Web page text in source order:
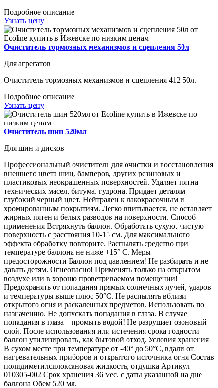
Подробное описание
Узнать цену
Очиститель тормозных механизмов и сцепления 50л
Для агрегатов
Очиститель тормозных механизмов и сцепления 412 50л.
Подробное описание
Узнать цену
Очиститель шин 520мл
Для шин и дисков
Профессиональный очиститель для очистки и восстановления
внешнего цвета шин, бамперов, других резиновых и
пластиковых неокрашенных поверхностей. Удаляет пятна
технических масел, битума, гудрона. Придает деталям
глубокий черный цвет. Нейтрален к лакокрасочным и
хромированным покрытиям. Легко впитывается, не оставляет
жирных пятен и белых разводов на поверхности. Способ
применения Встряхнуть баллон. Обработать сухую, чистую
поверхность с расстояния 10-15 см. Для максимального
эффекта обработку повторите. Распылять средство при
температуре баллона не ниже +15° С. Меры
предосторожности Баллон под давлением! Не разбирать и не
давать детям. Огнеопасно! Применять только на открытом
воздухе или в хорошо проветриваемом помещении!
Предохранять от попадания прямых солнечных лучей, ударов
и температуры выше плюс 50°С. Не распылять вблизи
открытого огня и раскаленных предметов. Использовать по
назначению. Не допускать попадания в глаза. В случае
попадания в глаза – промыть водой! Не разрушает озоновый
слой. После использования или истечения срока годности
баллон утилизировать, как бытовой отход. Условия хранения
В сухом месте при температуре от -40° до 50°С, вдали от
нагревательных приборов и открытого источника огня Состав
полидиметилсилоксановая жидкость, отдушка Артикул
010305-002 Срок хранения 36 мес. с даты указанной на дне
баллона Обем 520 мл.